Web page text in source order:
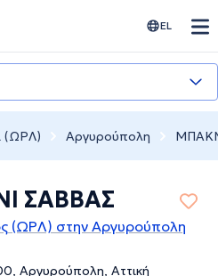
EL
(ΩΡΛ) Αργυρούπολη
ΣΑΒΒΑΣ
(ΩΡΛ) στην Αργυρούπολη
Αργυρούπολη, Αττική